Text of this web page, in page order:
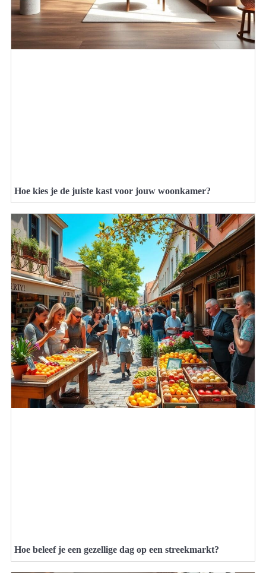
Hoe kies je de juiste kast voor jouw woonkamer?
Hoe beleef je een gezellige dag op een streekmarkt?